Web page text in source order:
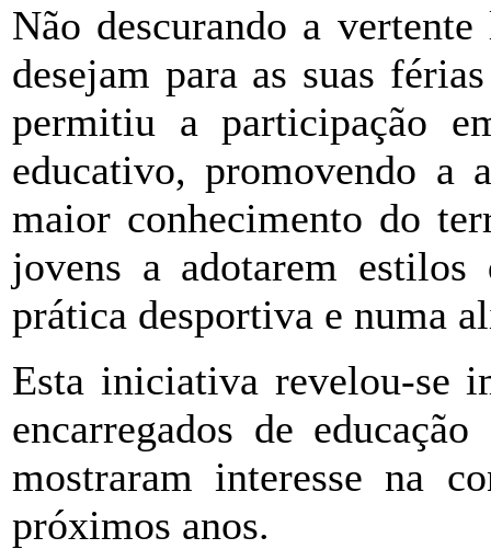
Não descurando a
desejam para as suas
permitiu a participação
educativo, promovendo a
maior conhecimento do
jovens a adotarem
prática desportiva e numa
Esta iniciativa revelou-se
encarregados de
mostraram interesse na
próximos anos.